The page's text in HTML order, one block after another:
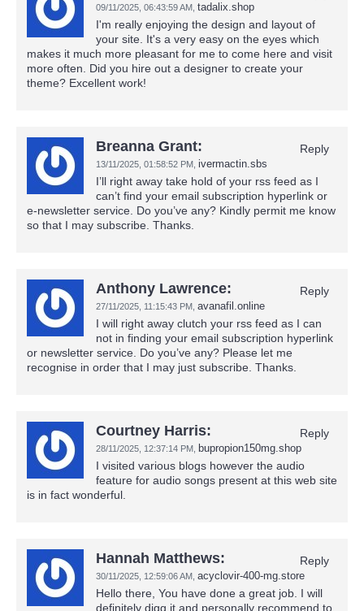
09/11/2025, 06:43:59 AM tadalix.shop
I'm really enjoying the design and layout of
your site. It's a very easy on the eyes which
makes it much more pleasant for me to come here and visit
more often. Did you hire out a designer to create your
theme? Excellent work!
Breanna Grant:
13/11/2025, 01:58:52 PM ivermactin.sbs
Reply
I’ll right away take hold of your rss feed as I
can’t find your email subscription hyperlink or
e-newsletter service. Do you’ve any? Kindly permit me know
so that I may subscribe. Thanks.
Anthony Lawrence:
27/11/2025, 11:15:43 PM avanafil.online
Reply
I will right away clutch your rss feed as I can
not in finding your email subscription hyperlink
or newsletter service. Do you’ve any? Please let me
recognise in order that I may just subscribe. Thanks.
Courtney Harris:
28/11/2025, 12:37:14 PM bupropion150mg.shop
Reply
I visited various blogs however the audio
feature for audio songs present at this web site
is in fact wonderful.
Hannah Matthews:
30/11/2025, 12:59:06 AM acyclovir-400-mg.store
Reply
Hello there, You have done a great job. I will
definitely digg it and personally recommend to